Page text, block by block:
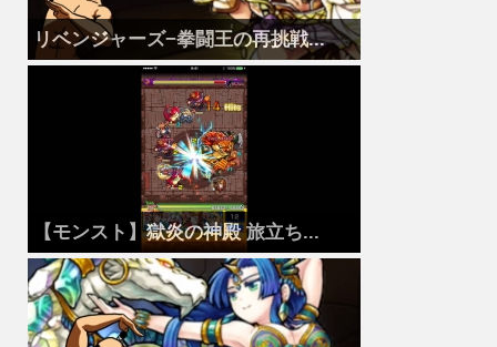
リベンジャーズ−拳闘王の再挑戦...
【モンスト】獄炎の神殿 旅立ち...